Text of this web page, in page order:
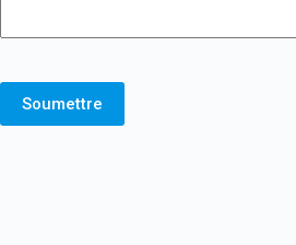
Soumettre